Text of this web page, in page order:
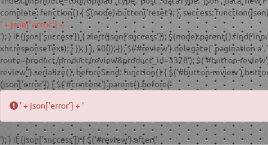
complete: function() { $(node).button('reset'); }, success:
' + json['error'] + '
'); } if (json['success']) { alert(json['success']);
xhr.responseText); } }); } }, 500); }); $('#review').delegate('.pagination
route=product/product/review&product_id=3378'); $('#button-
review").serialize(), beforeSend: function() { $('#button-
(json['error']) { $('#content').parent().before('
' + json['error'] + '
'); } if (json['success']) { $('#review').after('